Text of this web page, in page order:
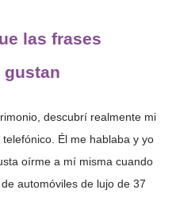
las frases
gustan
descubrí realmente mi
Él me hablaba y yo
oírme a mí misma cuando
automóviles de lujo de 37